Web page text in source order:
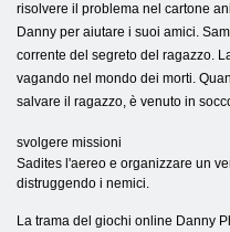
risolvere il problema nel cartone
Danny per aiutare i suoi amici.
corrente del segreto del ragazzo.
vagando nel mondo dei morti.
salvare il ragazzo, è venuto in
svolgere missioni
Sadites l'aereo e organizzare un
distruggendo i nemici.
La trama del giochi online Danny